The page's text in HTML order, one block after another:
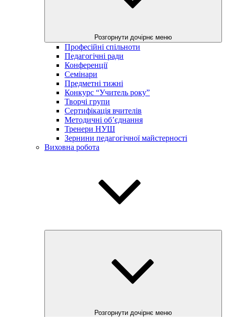
Розгорнути дочірнє меню
Професійні спільноти
Педагогічні ради
Конференції
Семінари
Предметні тижні
Конкурс “Учитель року”
Творчі групи
Сертифікація вчителів
Методичні об’єднання
Тренери НУШ
Зернини педагогічної майстерності
Виховна робота
Розгорнути дочірнє меню